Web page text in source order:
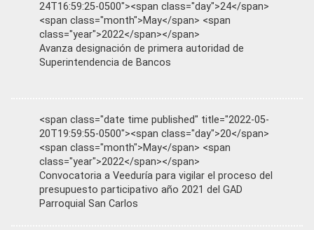
24T16:59:25-0500"><span class="day">24</span>
<span class="month">May</span> <span
class="year">2022</span></span>
Avanza designación de primera autoridad de
Superintendencia de Bancos
<span class="date time published" title="2022-05-
20T19:59:55-0500"><span class="day">20</span>
<span class="month">May</span> <span
class="year">2022</span></span>
Convocatoria a Veeduría para vigilar el proceso del
presupuesto participativo año 2021 del GAD
Parroquial San Carlos